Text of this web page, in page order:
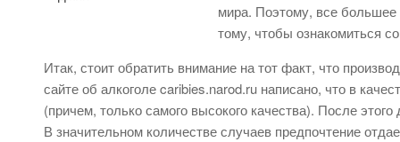
мира. Поэтому, все большее
тому, чтобы ознакомиться
Итак, стоит обратить внимание на тот факт, что
сайте об алкоголе caribies.narod.ru написано, что в
(причем, только самого высокого качества). После
В значительном количестве случаев предпочтение